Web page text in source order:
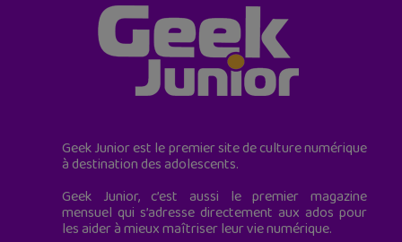
Geek Junior est le premier site de culture numérique
à destination des adolescents.
Geek Junior, c’est aussi le premier magazine
mensuel qui s’adresse directement aux ados pour
les aider à mieux maîtriser leur vie numérique.